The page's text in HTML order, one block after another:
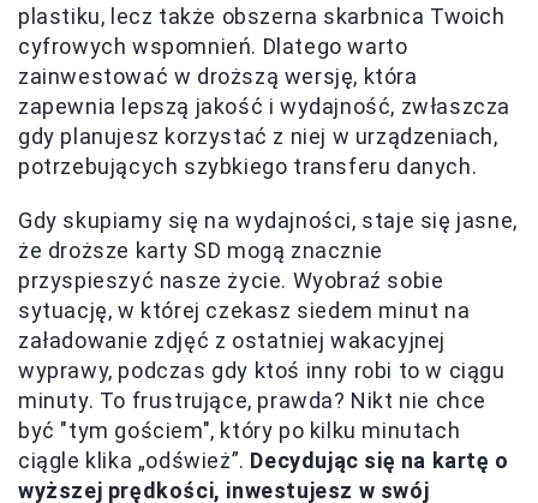
plastiku, lecz także obszerna skarbnica Twoich
cyfrowych wspomnień. Dlatego warto
zainwestować w droższą wersję, która
zapewnia lepszą jakość i wydajność, zwłaszcza
gdy planujesz korzystać z niej w urządzeniach,
potrzebujących szybkiego transferu danych.
Gdy skupiamy się na wydajności, staje się jasne,
że droższe karty SD mogą znacznie
przyspieszyć nasze życie. Wyobraź sobie
sytuację, w której czekasz siedem minut na
załadowanie zdjęć z ostatniej wakacyjnej
wyprawy, podczas gdy ktoś inny robi to w ciągu
minuty. To frustrujące, prawda? Nikt nie chce
być "tym gościem", który po kilku minutach
ciągle klika „odśwież”. Decydując się na kartę o
wyższej prędkości, inwestujesz w swój